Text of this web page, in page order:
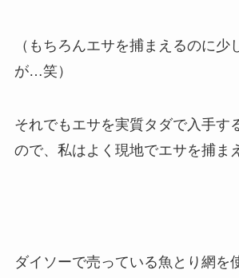
（もちろんエサを捕まえるのに少
が…笑）
それでもエサを実質タダで入手す
ので、私はよく現地でエサを捕ま
ダイソーで売っている魚とり網を